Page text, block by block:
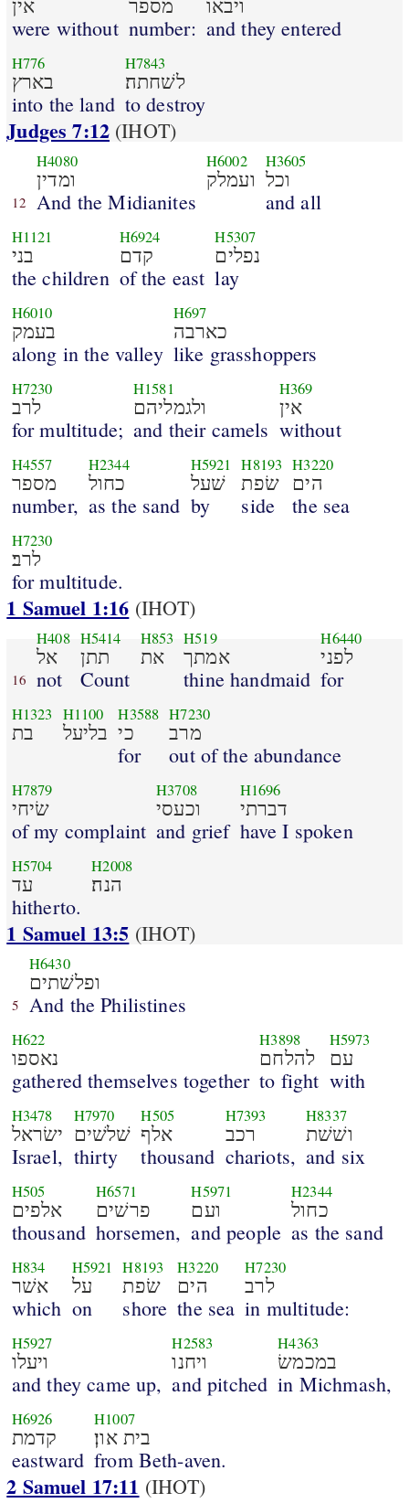
אין
were without
מספר
number:
ויבאו
and they entered
H776
בארץ
into the land
H7843
לשׁחתה׃
to destroy
Judges 7:12 (IHOT)
12
H4080
ומדין
And the Midianites
H6002
ועמלק
H3605
וכל
and all
H1121
בני
the children
H6924
קדם
of the east
H5307
נפלים
lay
H6010
בעמק
along in the valley
H697
כארבה
like grasshoppers
H7230
לרב
for multitude;
H1581
ולגמליהם
and their camels
H369
אין
without
H4557
מספר
number,
H2344
כחול
as the sand
H5921
שׁעל
by
H8193
שׂפת
side
H3220
הים
the sea
H7230
לרב׃
for multitude.
1 Samuel 1:16 (IHOT)
16
H408
אל
not
H5414
תתן
Count
H853
את
H519
אמתך
thine handmaid
H6440
לפני
for
H1323
בת
H1100
בליעל
H3588
כי
for
H7230
מרב
out of the abundance
H7879
שׂיחי
of my complaint
H3708
וכעסי
and grief
H1696
דברתי
have I spoken
H5704
עד
hitherto.
H2008
הנה׃
1 Samuel 13:5 (IHOT)
5
H6430
ופלשׁתים
And the Philistines
H622
נאספו
gathered themselves together
H3898
להלחם
to fight
H5973
עם
with
H3478
ישׂראל
Israel,
H7970
שׁלשׁים
thirty
H505
אלף
thousand
H7393
רכב
chariots,
H8337
ושׁשׁת
and six
H505
אלפים
thousand
H6571
פרשׁים
horsemen,
H5971
ועם
and people
H2344
כחול
as the sand
H834
אשׁר
which
H5921
על
on
H8193
שׂפת
shore
H3220
הים
the sea
H7230
לרב
in multitude:
H5927
ויעלו
and they came up,
H2583
ויחנו
and pitched
H4363
במכמשׂ
in Michmash,
H6926
קדמת
eastward
H1007
בית און׃
from Beth-aven.
2 Samuel 17:11 (IHOT)